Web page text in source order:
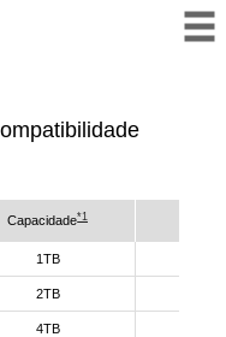
Capacidade*1
1TB
2TB
4TB